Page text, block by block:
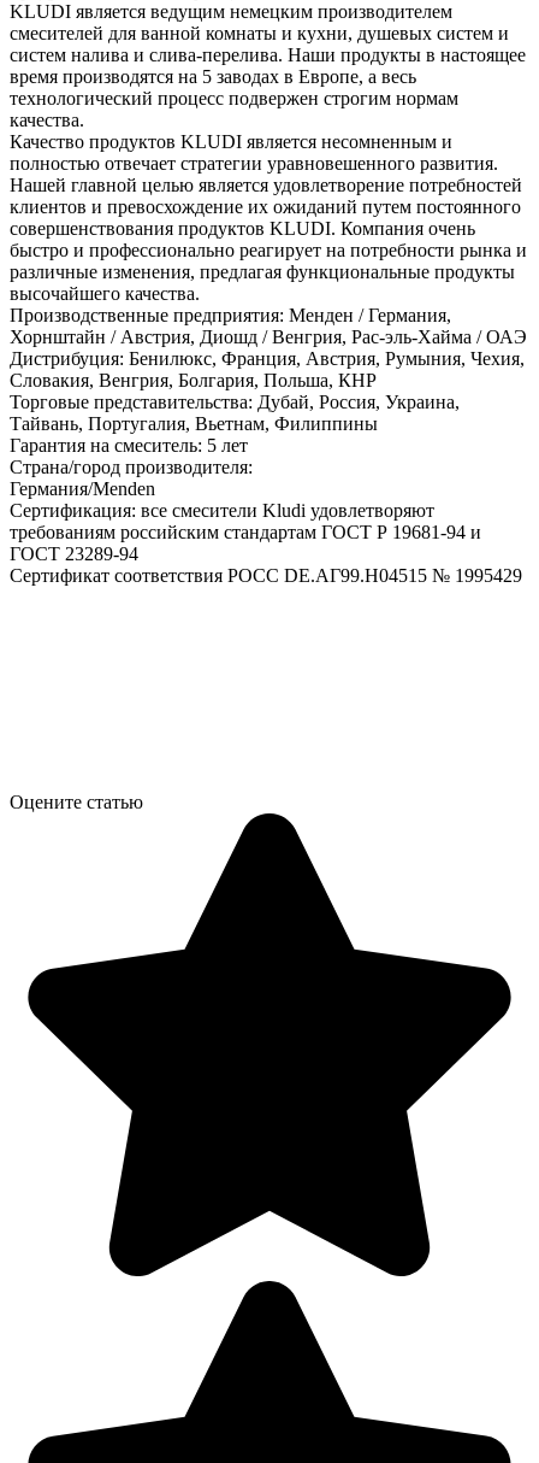
KLUDI является ведущим немецким производителем
смесителей для ванной комнаты и кухни, душевых систем и
систем налива и слива-перелива. Наши продукты в настоящее
время производятся на 5 заводах в Европе, а весь
технологический процесс подвержен строгим нормам
качества.
Качество продуктов KLUDI является несомненным и
полностью отвечает стратегии уравновешенного развития.
Нашей главной целью является удовлетворение потребностей
клиентов и превосхождение их ожиданий путем постоянного
совершенствования продуктов KLUDI. Компания очень
быстро и профессионально реагирует на потребности рынка и
различные изменения, предлагая функциональные продукты
высочайшего качества.
Производственные предприятия: Менден / Германия,
Хорнштайн / Австрия, Диошд / Венгрия, Рас-эль-Хайма / ОАЭ
Дистрибуция: Бенилюкс, Франция, Австрия, Румыния, Чехия,
Словакия, Венгрия, Болгария, Польша, КНР
Торговые представительства: Дубай, Россия, Украина,
Тайвань, Португалия, Вьетнам, Филиппины
Гарантия на смеситель: 5 лет
Страна/город производителя:
Германия/Menden
Сертификация: все смесители Kludi удовлетворяют
требованиям российским стандартам ГОСТ Р 19681-94 и
ГОСТ 23289-94
Сертификат соответствия РОСС DE.АГ99.H04515 № 1995429
Оцените статью